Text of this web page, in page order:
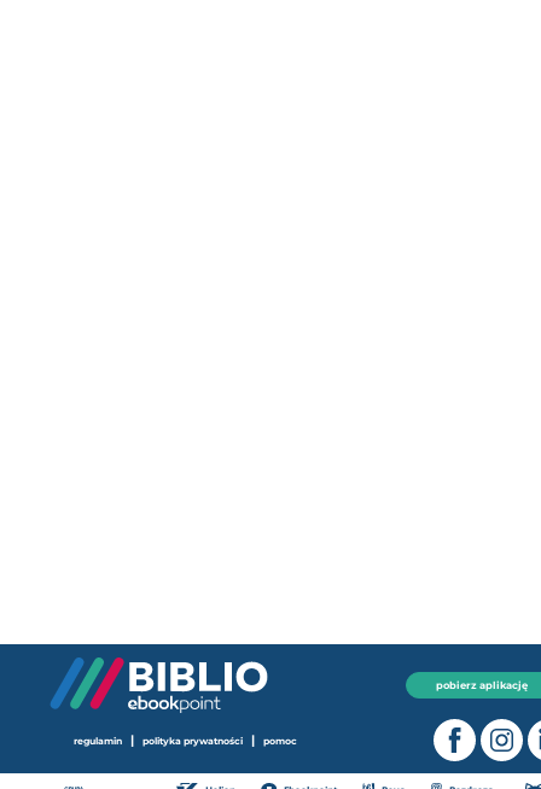
pobierz aplikację
regulamin | polityka prywatności | pomoc